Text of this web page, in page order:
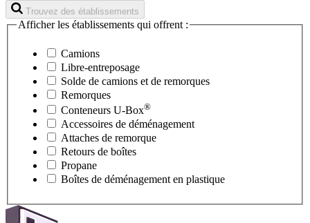
Trouvez des établissements
Afficher les établissements qui offrent :
Camions
Libre-entreposage
Solde de camions et de remorques
Remorques
Conteneurs U-Box®
Accessoires de déménagement
Attaches de remorque
Retours de boîtes
Propane
Boîtes de déménagement en plastique